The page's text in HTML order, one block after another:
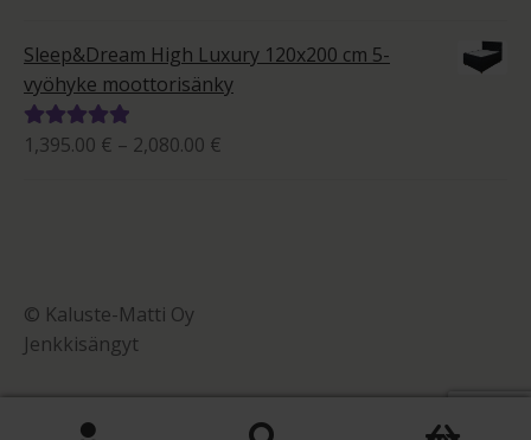
2,190.00 €.
1,190.00 €.
Sleep&Dream High Luxury 120x200 cm 5-
vyöhyke moottorisänky
Arvostelu
1,395.00 € – 2,080.00 €
© Kaluste-Matti Oy
Jenkkisängyt